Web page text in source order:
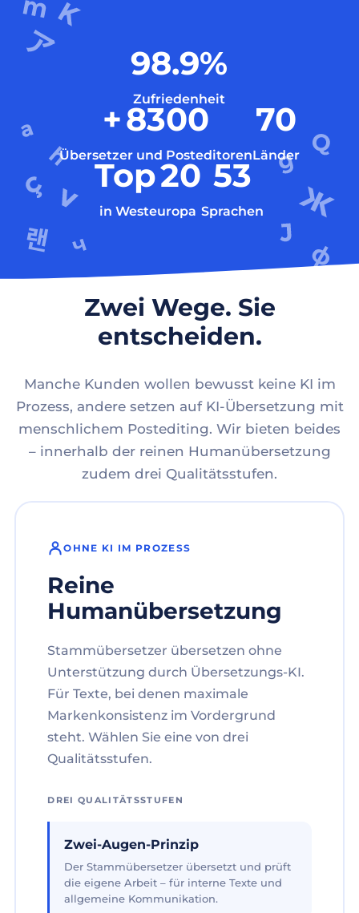
98.9%
Zufriedenheit
+8300
Übersetzer und Posteditoren
70
Länder
Top20
in Westeuropa
53
Sprachen
Zwei Wege. Sie
entscheiden.
Manche Kunden wollen bewusst keine KI im
Prozess, andere setzen auf KI-Übersetzung mit
menschlichem Postediting. Wir bieten beides
– innerhalb der reinen Humanübersetzung
zudem drei Qualitätsstufen.
OHNE KI IM PROZESS
Reine
Humanübersetzung
Stammübersetzer übersetzen ohne
Unterstützung durch Übersetzungs-KI.
Für Texte, bei denen maximale
Markenkonsistenz im Vordergrund
steht. Wählen Sie eine von drei
Qualitätsstufen.
DREI QUALITÄTSSTUFEN
Zwei-Augen-Prinzip
Der Stammübersetzer übersetzt und prüft
die eigene Arbeit – für interne Texte und
allgemeine Kommunikation.